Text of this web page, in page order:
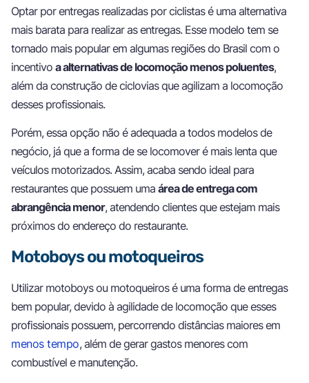
Optar por entregas realizadas por ciclistas é uma alternativa
mais barata para realizar as entregas. Esse modelo tem se
tornado mais popular em algumas regiões do Brasil com o
incentivo a alternativas de locomoção menos poluentes,
além da construção de ciclovias que agilizam a locomoção
desses profissionais.
Porém, essa opção não é adequada a todos modelos de
negócio, já que a forma de se locomover é mais lenta que
veículos motorizados. Assim, acaba sendo ideal para
restaurantes que possuem uma área de entrega com
abrangência menor, atendendo clientes que estejam mais
próximos do endereço do restaurante.
Motoboys ou motoqueiros
Utilizar motoboys ou motoqueiros é uma forma de entregas
bem popular, devido à agilidade de locomoção que esses
profissionais possuem, percorrendo distâncias maiores em
menos tempo, além de gerar gastos menores com
combustível e manutenção.